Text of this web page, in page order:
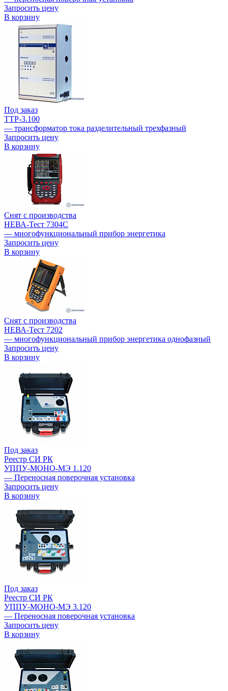
Запросить цену
В корзину
Под заказ
ТТР-3.100
— трансформатор тока разделительный трехфазный
Запросить цену
В корзину
Снят с производства
НЕВА-Тест 7304С
— многофункциональный прибор энергетика
Запросить цену
В корзину
Снят с производства
НЕВА-Тест 7202
— многофункциональный прибор энергетика однофазный
Запросить цену
В корзину
Под заказ
Реестр СИ РК
УППУ-МОНО-МЭ 1.120
— Переносная поверочная установка
Запросить цену
В корзину
Под заказ
Реестр СИ РК
УППУ-МОНО-МЭ 3.120
— Переносная поверочная установка
Запросить цену
В корзину